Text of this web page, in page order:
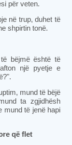
për veten.
në trup, duhet të
shpirtin tonë.
bëjmë është të
një pyetje e
mund të bëjë
ta zgjidhësh
mund të jenë hapi
që flet